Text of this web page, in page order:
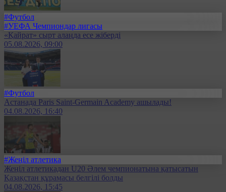
#Футбол
#УЕФА Чемпиондар лигасы
«Қайрат» сырт алаңда есе жіберді
05.08.2026, 09:00
#Футбол
Астанада Paris Saint-Germain Academy ашылады!
04.08.2026, 16:40
#Жеңіл атлетика
Жеңіл атлетикадан U20 Әлем чемпионатына қатысатын
Қазақстан құрамасы белгілі болды
04.08.2026, 15:45